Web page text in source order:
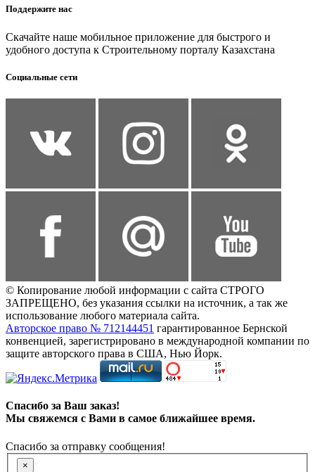
Поддержите нас
Скачайте наше мобильное приложение для быстрого и
удобного доступа к Строительному порталу Казахстана
Социальные сети
© Копирование любой информации с сайта СТРОГО
ЗАПРЕЩЕНО, без указания ссылки на источник, а так же
использование любого материала сайта.
Авторское право № 712144451 гарантированное Бернской
конвенцией, зарегистрировано в международной компании по
защите авторского права в США, Нью Йорк.
Спасибо за Ваш заказ!
Мы свяжемся с Вами в самое ближайшее время.
Спасибо за отправку сообщения!
×